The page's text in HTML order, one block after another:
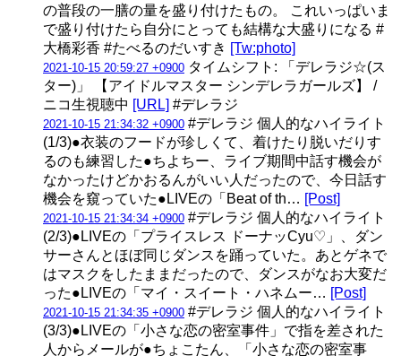
の普段の一膳の量を盛り付けたもの。 これいっぱいま
で盛り付けたら自分にとっても結構な大盛りになる #
大橋彩香 #たべるのだいすき [Tw:photo]
2021-10-15 20:59:27 +0900 タイムシフト: 「デレラジ☆(ス
ター)」 【アイドルマスター シンデレラガールズ】 /
ニコ生視聴中 [URL] #デレラジ
2021-10-15 21:34:32 +0900 #デレラジ 個人的なハイライト
(1/3)●衣装のフードが珍しくて、着けたり脱いだりす
るのも練習した●ちよちー、ライブ期間中話す機会が
なかったけどかおるんがいい人だったので、今日話す
機会を窺っていた●LIVEの「Beat of th… [Post]
2021-10-15 21:34:34 +0900 #デレラジ 個人的なハイライト
(2/3)●LIVEの「プライスレス ドーナッCyu♡」、ダン
サーさんとほぼ同じダンスを踊っていた。あとゲネで
はマスクをしたままだったので、ダンスがなお大変だ
った●LIVEの「マイ・スイート・ハネムー… [Post]
2021-10-15 21:34:35 +0900 #デレラジ 個人的なハイライト
(3/3)●LIVEの「小さな恋の密室事件」で指を差された
人からメールが●ちょこたん、「小さな恋の密室事